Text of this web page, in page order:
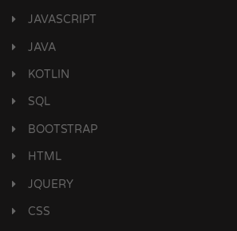
JAVASCRIPT
JAVA
KOTLIN
SQL
BOOTSTRAP
HTML
JQUERY
CSS